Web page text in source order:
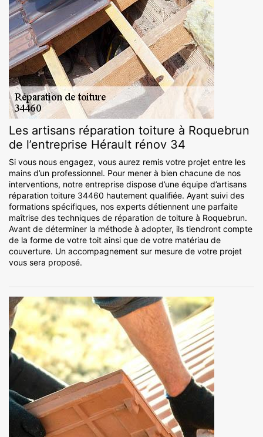
Les artisans réparation toiture à Roquebrun
de l’entreprise Hérault rénov 34
Si vous nous engagez, vous aurez remis votre projet entre les
mains d’un professionnel. Pour mener à bien chacune de nos
interventions, notre entreprise dispose d’une équipe d’artisans
réparation toiture 34460 hautement qualifiée. Ayant suivi des
formations spécifiques, nos experts détiennent une parfaite
maîtrise des techniques de réparation de toiture à Roquebrun.
Avant de déterminer la méthode à adopter, ils tiendront compte
de la forme de votre toit ainsi que de votre matériau de
couverture. Un accompagnement sur mesure de votre projet
vous sera proposé.